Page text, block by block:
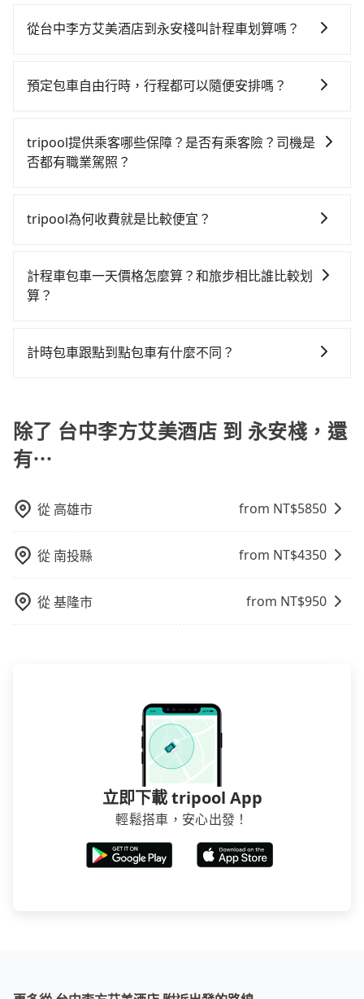
程車花費約300元、車程約25分鐘。抵達高鐵站後，步
鐵站，每人票價700元，再用15分鐘出站、等待車站前
車時間共2小時13分鐘，假設3位同行，高鐵加轉乘之平
均每人花費為870元。不過，台中市少部分小黃司機不按
820元，費時2小時1分鐘。選擇搭乘高鐵而不預約包
tripool！如果你僅有兩位乘車，也可參考tripool的拼車
共乘服務，最多可再節省50%的交通費用。
但花費可能不小。租車公司一般以天為單位計費，小轎
租金約$4,500，油錢（每公里約3元）、eTag（每公里
收100~2,000元不等的超里程費用。由於絕大多數的租
車公司都沒法提供甲租乙還的服務，所以要不當天就需
$6,000起。透過app預約tripool的單程專車接送才是前
從台中李方艾美酒店到永安棧叫計程車划算嗎？
灣大車隊、Uber、Line Taxi、Yoxi等，如果在路邊攔不
車看看。依照里程跳錶計算，價格約為4,050~4,900元
間，但如改預約tripool可省高達$2,400。台中市有些計
價格或服務品質上，tripool都是你從台中李方艾美酒店
預定包車自由行時，行程都可以隨便安排嗎？
沒有到達海拔1500公里以上的山區，行程都是可以依照
您的需求安排的。
tripool提供乘客哪些保障？是否有乘客險？司機是
否都有職業駕照？
查，符合職業駕駛資格的司機入隊服務，所提供之車輛
tripool為何收費就是比較便宜？
一次使用tripool的會擔心價格比市價便宜不少，是不是
因為司機素質比較差、車上會有煙味、或者車齡過大，
機也絕對不會在車內吸煙，於新冠肺炎期間也絕對全程
在成本的控制，更是在傳統旺季（年假、端午、中秋、
雙十等）能用更少的司機來服務更多的旅客，意味著使
用到不熟悉的司機或者轉單給其他車行的情況比同行更
站上的價格是動態的，一般來說越早預訂價格越優，且
要從台中李方艾美酒店去永安棧，請儘早下訂以把握最
划算的價格。
計程車包車一天價格怎麼算？和旅步相比誰比較划
算？
格通常是根據時間或距離來計算，而且在不同城市和地
下，旅步的包車服務價格相對更為透明和具體，一般是
按照包車時間和里程、車型來計費，價格在網站上公開
透明，方便客戶可以更加準確地了解行程所需時間和費
計時包車跟點到點包車有什麼不同？
費，通常以每小時為單位，客戶可以根據自己的需要預
定一定時間的包車服務。這種服務適用於需要在城市內
多個地點間來回穿梭的客戶，例如市區觀光、商務差旅
費，客戶可以預先告知出發地點A到目的地B，會根據路
線和里程來計算費用。這種服務通常適用於單程或從一
個城市到另一個城市的長途包車。
除了 台中李方艾美酒店 到 永安棧，還
有⋯
從 高雄市 from NT$5850
從 南投縣 from NT$4350
從基隆市 from NT$950
立即下載 tripool App
輕鬆搭車，安心出發！